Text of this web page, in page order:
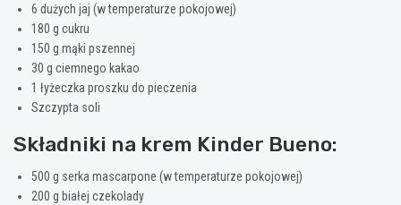
6 dużych jaj (w temperaturze pokojowej)
180 g cukru
150 g mąki pszennej
30 g ciemnego kakao
1 łyżeczka proszku do pieczenia
Szczypta soli
Składniki na krem Kinder Bueno:
500 g serka mascarpone (w temperaturze pokojowej)
200 g białej czekolady